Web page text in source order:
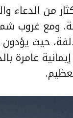
من الدعاء
ومع غروب
حيث
عامرة